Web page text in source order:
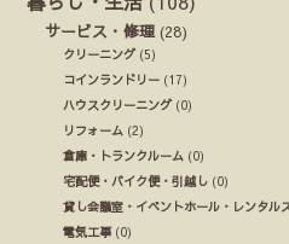
サービス・修理 (28)
クリーニング(5)
コインランドリー (17)
ハウスクリーニング(0)
リフォーム (2)
倉庫・トランクルーム (0)
宅配便・バイク便・引越し (0)
貸し会議室・イベントホール・レンタル
電気工事(0)